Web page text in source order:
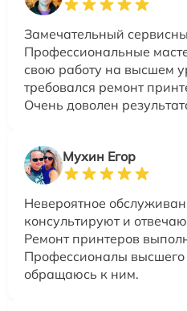
Замечательный
Профессиональные
свою работу на высшем
требовался ремонт
Очень доволен
Мухин Егор
Невероятное
консультируют и
Ремонт принтеров
Профессионалы высшего
обращаюсь к ним.